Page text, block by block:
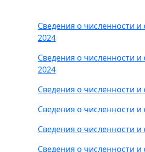
Сведения о численности и
2024
Сведения о численности и
2024
Сведения о численности и
Сведения о численности и
Сведения о численности
Сведения о численности